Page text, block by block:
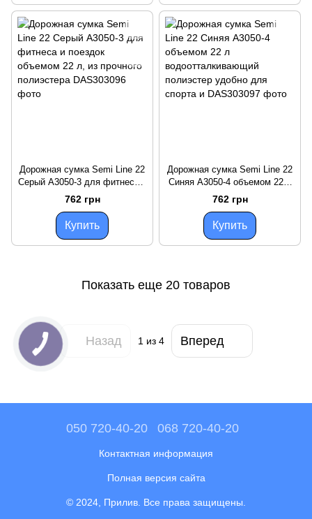
Дорожная сумка Semi Line 22
Серый A3050-3 для фитнеса и
поездок объемом 22 л, из
прочного полиэстера
762 грн
Купить
Дорожная сумка Semi Line 22
Синяя A3050-4 объемом 22 л
водоотталкивающий
полиэстер удобно для спорта
762 грн
Купить
Показать еще 20 товаров
Назад 1из 4 Вперед
050 720-40-20 068 720-40-20
Контактная информация
Полная версия сайта
© 2024, Прилив. Все права защищены.